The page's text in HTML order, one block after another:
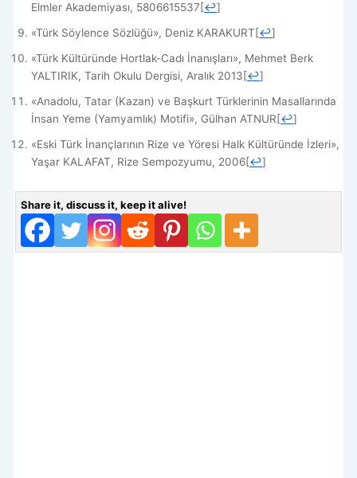
Elmler Akademiyası, 5806615537[↩]
«Türk Söylence Sözlüğü», Deniz KARAKURT[↩]
«Türk Kültüründe Hortlak-Cadı İnanışları», Mehmet Berk
YALTIRIK, Tarih Okulu Dergisi, Aralık 2013[↩]
«Anadolu, Tatar (Kazan) ve Başkurt Türklerinin Masallarında
İnsan Yeme (Yamyamlık) Motifi», Gülhan ATNUR[↩]
«Eski Türk İnançlarının Rize ve Yöresi Halk Kültüründe İzleri»,
Yaşar KALAFAT, Rize Sempozyumu, 2006[↩]
Share it, discuss it, keep it alive!